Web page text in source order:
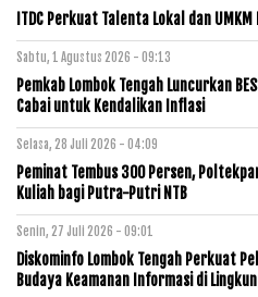
ITDC Perkuat Talenta Lokal dan
Sabtu, 1 Agustus 2026 - 09:13
Pemkab Lombok Tengah Luncurkan
Cabai untuk Kendalikan Inflasi
Selasa, 28 Juli 2026 - 04:09
Peminat Tembus 300 Persen,
Kuliah bagi Putra-Putri NTB
Senin, 27 Juli 2026 - 09:01
Diskominfo Lombok Tengah Perkuat
Budaya Keamanan Informasi di